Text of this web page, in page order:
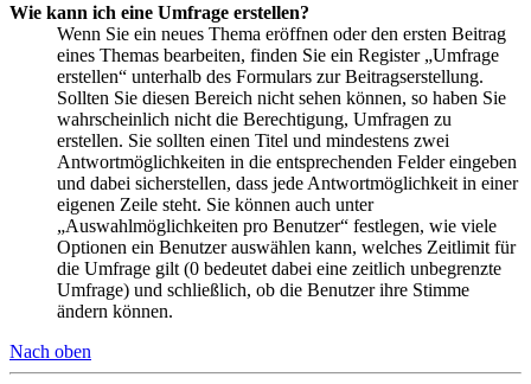
Wie kann ich eine Umfrage erstellen?
Wenn Sie ein neues Thema eröffnen oder den ersten Beitrag
eines Themas bearbeiten, finden Sie ein Register „Umfrage
erstellen“ unterhalb des Formulars zur Beitragserstellung.
Sollten Sie diesen Bereich nicht sehen können, so haben Sie
wahrscheinlich nicht die Berechtigung, Umfragen zu
erstellen. Sie sollten einen Titel und mindestens zwei
Antwortmöglichkeiten in die entsprechenden Felder eingeben
und dabei sicherstellen, dass jede Antwortmöglichkeit in einer
eigenen Zeile steht. Sie können auch unter
„Auswahlmöglichkeiten pro Benutzer“ festlegen, wie viele
Optionen ein Benutzer auswählen kann, welches Zeitlimit für
die Umfrage gilt (0 bedeutet dabei eine zeitlich unbegrenzte
Umfrage) und schließlich, ob die Benutzer ihre Stimme
ändern können.
Nach oben